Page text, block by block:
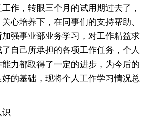
作，转眼三个月的试用期过去了，
心培养下，在同事们的支持帮助、
强事业部业务学习，对工作精益求
自己所承担的各项工作任务，个人
力都取得了一定的进步，为今后的
的基础，现将个人工作学习情况总